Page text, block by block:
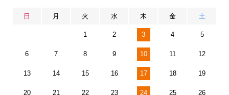
日 月 火 水 木 金 土
1 2 3 4 5
6 7 8 9 10 11 12
13 14 15 16 17 18 19
20 21 22 23 24 25 26